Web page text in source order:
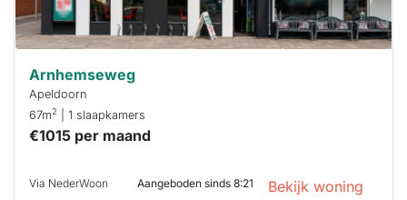
Arnhemseweg
Apeldoorn
67m2 | 1 slaapkamers
€1015 per maand
Via NederWoon Aangeboden sinds 8:21 Bekijk woning